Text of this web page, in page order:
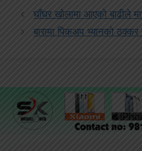
घाँघर खोलामा आएको बाढीले
बारामा पिकअप भ्यानको